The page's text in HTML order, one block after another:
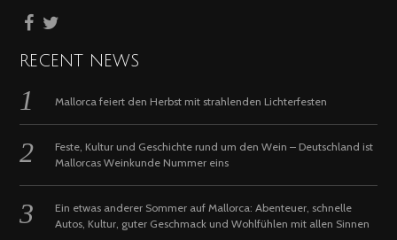
RECENT NEWS
Mallorca feiert den Herbst mit strahlenden Lichterfesten
Feste, Kultur und Geschichte rund um den Wein – Deutschland ist
Mallorcas Weinkunde Nummer eins
Ein etwas anderer Sommer auf Mallorca: Abenteuer, schnelle
Autos, Kultur, guter Geschmack und Wohlfühlen mit allen Sinnen